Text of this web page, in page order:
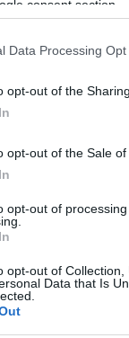
consent section.
Data Processing
opt-out of the
opt-out of the Sale of
opt-out of
opt-out of
Data that Is
non solo come
di